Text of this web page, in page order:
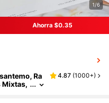
1/6
Ahorra $0.35
Ra
Mixtas,
4.87 (1000+)